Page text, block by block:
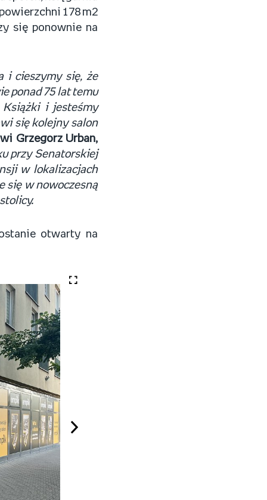
178 m2
się ponownie na
i cieszymy się, że
ponad 75 lat temu
i jesteśmy
się kolejny salon
Grzegorz Urban,
przy Senatorskiej
w lokalizacjach
się w nowoczesną
otwarty na